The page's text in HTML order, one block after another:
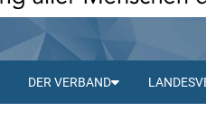
DER VERBAND